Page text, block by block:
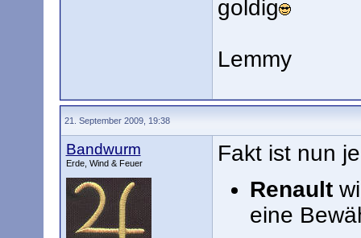
goldig
Lemmy
21. September 2009, 19:38
Bandwurm
Erde, Wind & Feuer
Fakt ist nun
Renault
eine